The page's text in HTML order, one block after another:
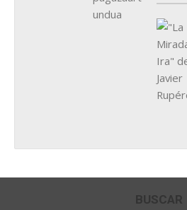
BUSCAR